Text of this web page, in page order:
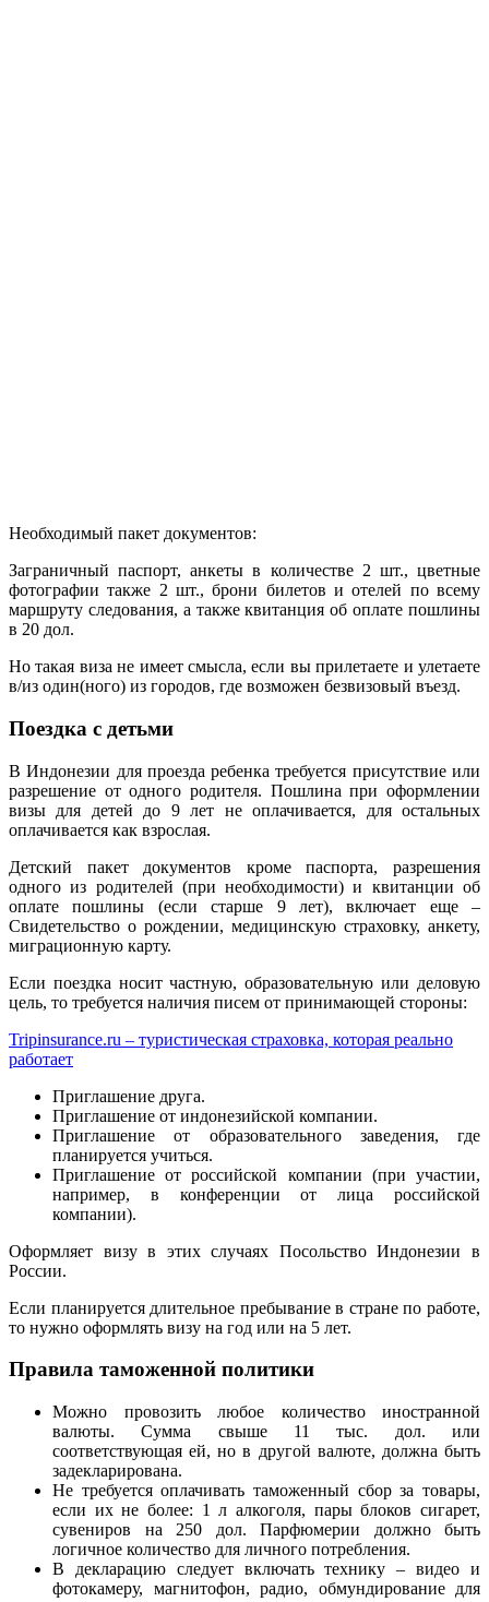
Необходимый пакет документов:
Заграничный паспорт, анкеты в количестве 2 шт., цветные
фотографии также 2 шт., брони билетов и отелей по всему
маршруту следования, а также квитанция об оплате пошлины
в 20 дол.
Но такая виза не имеет смысла, если вы прилетаете и улетаете
в/из один(ного) из городов, где возможен безвизовый въезд.
Поездка с детьми
В Индонезии для проезда ребенка требуется присутствие или
разрешение от одного родителя. Пошлина при оформлении
визы для детей до 9 лет не оплачивается, для остальных
оплачивается как взрослая.
Детский пакет документов кроме паспорта, разрешения
одного из родителей (при необходимости) и квитанции об
оплате пошлины (если старше 9 лет), включает еще –
Свидетельство о рождении, медицинскую страховку, анкету,
миграционную карту.
Если поездка носит частную, образовательную или деловую
цель, то требуется наличия писем от принимающей стороны:
Tripinsurance.ru – туристическая страховка, которая реально
работает
Приглашение друга.
Приглашение от индонезийской компании.
Приглашение от образовательного заведения, где
планируется учиться.
Приглашение от российской компании (при участии,
например, в конференции от лица российской
компании).
Оформляет визу в этих случаях Посольство Индонезии в
России.
Если планируется длительное пребывание в стране по работе,
то нужно оформлять визу на год или на 5 лет.
Правила таможенной политики
Можно провозить любое количество иностранной
валюты. Сумма свыше 11 тыс. дол. или
соответствующая ей, но в другой валюте, должна быть
задекларирована.
Не требуется оплачивать таможенный сбор за товары,
если их не более: 1 л алкоголя, пары блоков сигарет,
сувениров на 250 дол. Парфюмерии должно быть
логичное количество для личного потребления.
В декларацию следует включать технику – видео и
фотокамеру, магнитофон, радио, обмундирование для